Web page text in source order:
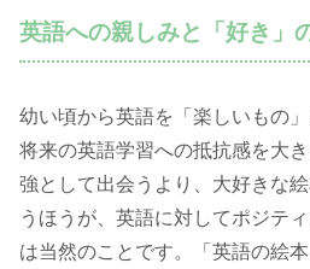
英語への親しみと「好き」
幼い頃から英語を「楽しいもの
将来の英語学習への抵抗感を大
強として出会うより、大好きな
うほうが、英語に対してポジテ
は当然のことです。「英語の絵